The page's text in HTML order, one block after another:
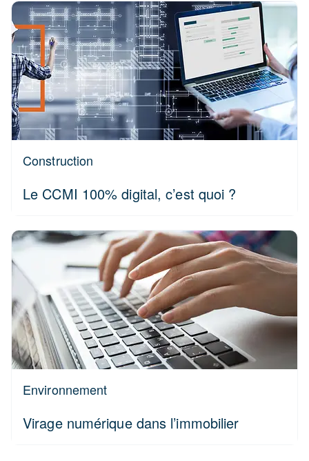
Construction
Le CCMI 100% digital, c’est quoi ?
Environnement
Virage numérique dans l’immobilier